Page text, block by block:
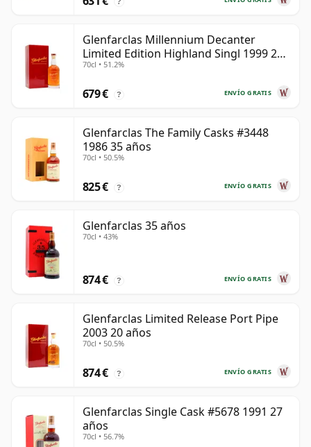
Glenfarclas Millennium Decanter
Limited Edition Highland Singl 1999 25
años
70cl • 51.2%
ENVÍO GRATIS
679 € ?
Glenfarclas The Family Casks #3448
1986 35 años
70cl • 50.5%
ENVÍO GRATIS
825 € ?
Glenfarclas 35 años
70cl • 43%
ENVÍO GRATIS
874 € ?
Glenfarclas Limited Release Port Pipe
2003 20 años
70cl • 50.5%
ENVÍO GRATIS
874 € ?
Glenfarclas Single Cask #5678 1991 27
años
70cl • 56.7%